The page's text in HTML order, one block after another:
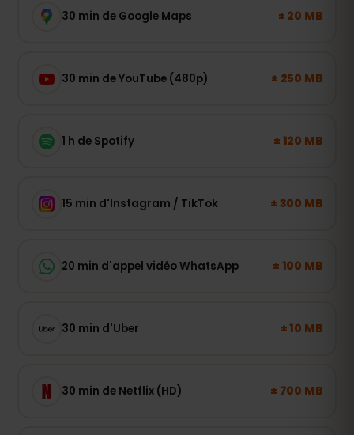
30 min de Google Maps ± 20 MB
30 min de YouTube (480p) ± 250 MB
1 h de Spotify ± 120 MB
15 min d'Instagram / TikTok ± 300 MB
20 min d'appel vidéo WhatsApp ± 100 MB
30 min d'Uber ± 10 MB
30 min de Netflix (HD) ± 700 MB